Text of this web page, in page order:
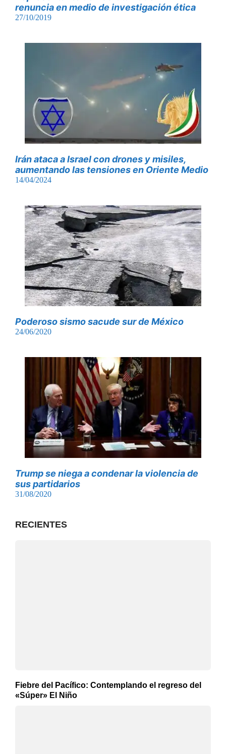
renuncia en medio de investigación ética
27/10/2019
Irán ataca a Israel con drones y misiles,
aumentando las tensiones en Oriente Medio
14/04/2024
Poderoso sismo sacude sur de México
24/06/2020
Trump se niega a condenar la violencia de
sus partidarios
31/08/2020
RECIENTES
Fiebre del Pacífico: Contemplando el regreso del
«Súper» El Niño